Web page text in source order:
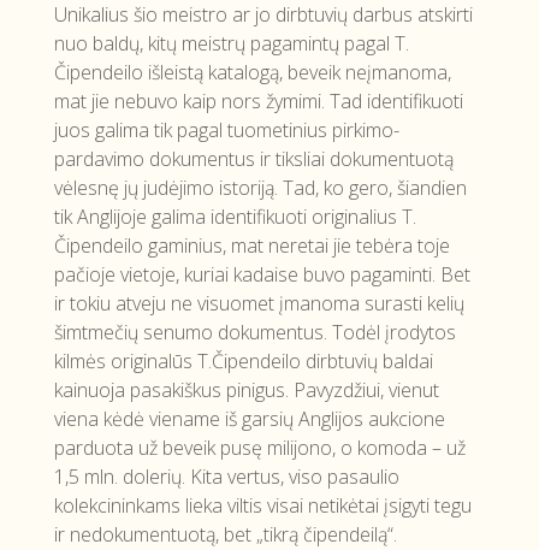
Unikalius šio meistro ar jo dirbtuvių darbus atskirti
nuo baldų, kitų meistrų pagamintų pagal T.
Čipendeilo išleistą katalogą, beveik neįmanoma,
mat jie nebuvo kaip nors žymimi. Tad identifikuoti
juos galima tik pagal tuometinius pirkimo-
pardavimo dokumentus ir tiksliai dokumentuotą
vėlesnę jų judėjimo istoriją. Tad, ko gero, šiandien
tik Anglijoje galima identifikuoti originalius T.
Čipendeilo gaminius, mat neretai jie tebėra toje
pačioje vietoje, kuriai kadaise buvo pagaminti. Bet
ir tokiu atveju ne visuomet įmanoma surasti kelių
šimtmečių senumo dokumentus. Todėl įrodytos
kilmės originalūs T.Čipendeilo dirbtuvių baldai
kainuoja pasakiškus pinigus. Pavyzdžiui, vienut
viena kėdė viename iš garsių Anglijos aukcione
parduota už beveik pusę milijono, o komoda – už
1,5 mln. dolerių. Kita vertus, viso pasaulio
kolekcininkams lieka viltis visai netikėtai įsigyti tegu
ir nedokumentuotą, bet „tikrą čipendeilą“.